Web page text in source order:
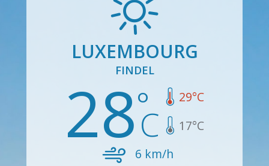
LUXEMBOURG
FINDEL
28 29°C
17°C
6 km/h